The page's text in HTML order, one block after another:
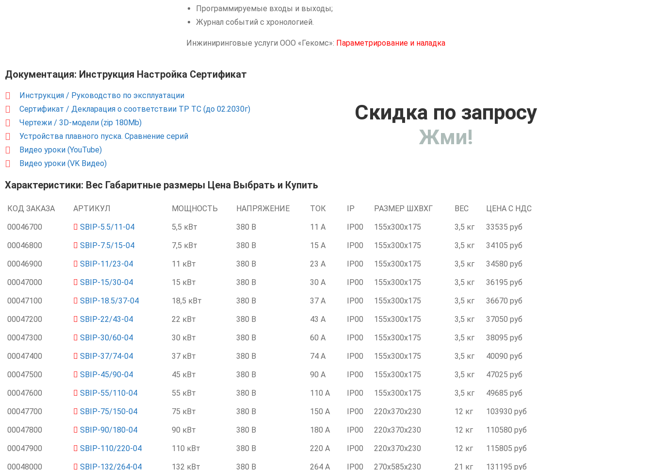
Программируемые входы и выходы;
Журнал событий с хронологией.
Инжиниринговые услуги ООО «Гекомс»: Параметрирование и наладка
Документация: Инструкция Настройка Сертификат
Инструкция / Руководство по эксплуатации
Сертификат / Декларация о соответствии ТР ТС (до 02.2030г)
Чертежи / 3D-модели (zip 180Mb)
Устройства плавного пуска. Сравнение серий
Видео уроки (YouTube)
Видео уроки (VK Видео)
Скидка по запросу
Жми!
Характеристики: Вес Габаритные размеры Цена Выбрать и Купить
КОД ЗАКАЗА АРТИКУЛ МОЩНОСТЬ НАПРЯЖЕНИЕ ТОК IP РАЗМЕР ШХВХГ ВЕС
ЦЕНА С НДС
00046700
SBIP-5.5/11-04 5,5 кВт 380 В 11 А IP00 155x300x175 3,5 кг
33535 руб
00046800
SBIP-7.5/15-04 7,5 кВт 380 В 15 А IP00 155x300x175 3,5 кг
34105 руб
00046900
SBIP-11/23-04 11 кВт 380 В 23 А IP00 155x300x175 3,5 кг
34580 руб
00047000
SBIP-15/30-04 15 кВт 380 В 30 А IP00 155x300x175 3,5 кг
36195 руб
00047100
SBIP-18.5/37-04 18,5 кВт 380 В 37 А IP00 155x300x175 3,5 кг
36670 руб
00047200
SBIP-22/43-04 22 кВт 380 В 43 А IP00 155x300x175 3,5 кг
37050 руб
00047300
SBIP-30/60-04 30 кВт 380 В 60 А IP00 155x300x175 3,5 кг
38095 руб
00047400
SBIP-37/74-04 37 кВт 380 В 74 А IP00 155x300x175 3,5 кг
40090 руб
00047500
SBIP-45/90-04 45 кВт 380 В 90 А IP00 155x300x175 3,5 кг
47025 руб
00047600
SBIP-55/110-04 55 кВт 380 В 110 А IP00 155x300x175 3,5 кг
49685 руб
00047700
SBIP-75/150-04 75 кВт 380 В 150 А IP00 220x370x230 12 кг
103930 руб
00047800
SBIP-90/180-04 90 кВт 380 В 180 А IP00 220x370x230 12 кг
110580 руб
00047900
SBIP-110/220-04 110 кВт 380 В 220 А IP00 220x370x230 12 кг
115805 руб
00048000
SBIP-132/264-04 132 кВт 380 В 264 А IP00 270x585x230 21 кг
131195 руб